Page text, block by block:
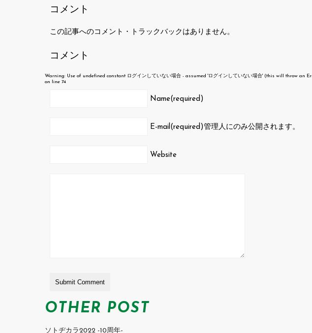
コメント
この記事へのコメント・トラックバックはありません。
コメント
Warning: Use of undefined constant ログインしていない場合 - assumed 'ログインしていない場合' (this will throw an
on line74
Name(required)
E-mail(required)管理人にのみ公開されます。
Website
OTHER POST
ソトヂカラ2022 -10周年-